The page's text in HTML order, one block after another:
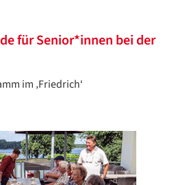
für Senior*innen bei der
im ‚Friedrich‘